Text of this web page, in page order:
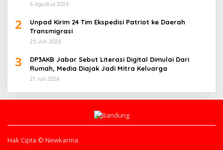
6 Agustus 2026
2
Unpad Kirim 24 Tim Ekspedisi Patriot ke Daerah
Transmigrasi
25 Juli 2026
3
DP3AKB Jabar Sebut Literasi Digital Dimulai Dari
Rumah, Media Diajak Jadi Mitra Keluarga
21 Juli 2026
Hak Cipta © Newkarma